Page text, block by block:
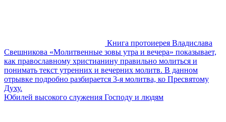
Книга протоиерея Владислава
Свешникова «Молитвенные зовы утра и вечера» показывает,
как православному христианину правильно молиться и
понимать текст утренних и вечерних молитв. В данном
отрывке подробно разбирается 3-я молитва, ко Пресвятому
Духу.
Юбилей высокого служения Господу и людям